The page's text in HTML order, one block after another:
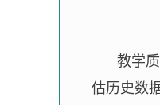
教学
估历史数